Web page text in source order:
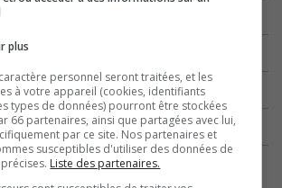
plus
personnel seront traitées, et les
à votre appareil (cookies, identifiants
types de données) pourront être stockées
66 partenaires, ainsi que partagées avec lui,
par ce site. Nos partenaires et
susceptibles d'utiliser des données de
Liste des partenaires.